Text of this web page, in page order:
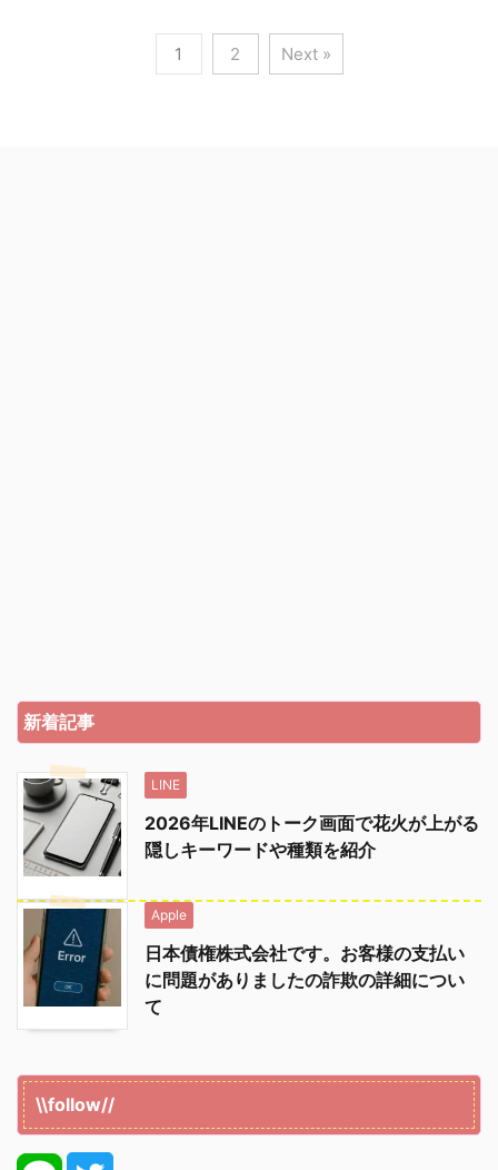
1 2 Next »
新着記事
LINE
2026年LINEのトーク画面で花火が上がる
隠しキーワードや種類を紹介
Apple
日本債権株式会社です。お客様の支払い
に問題がありましたの詐欺の詳細につい
て
\\follow//